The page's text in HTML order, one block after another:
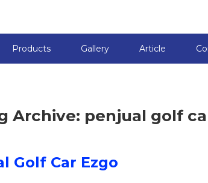
Products Gallery Article
Archive: penjual golf
Golf Car Ezgo